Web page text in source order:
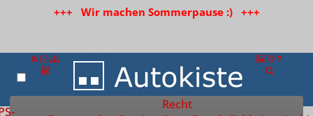
+++ Wir machen Sommerpause :) +++
Zur Startseite
Recht